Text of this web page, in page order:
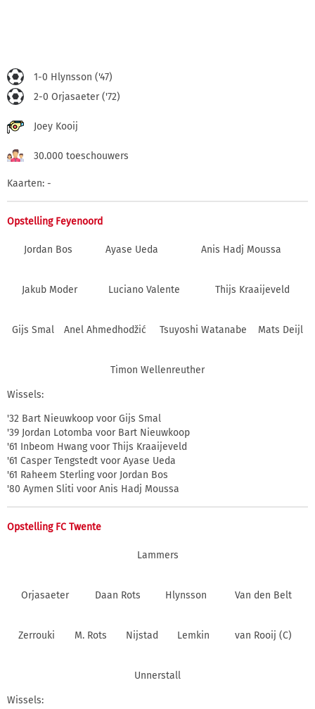
1-0 Hlynsson ('47)
2-0 Orjasaeter ('72)
Joey Kooij
30.000 toeschouwers
Kaarten: -
Opstelling Feyenoord
Jordan Bos Ayase Ueda Anis Hadj Moussa
Jakub Moder Luciano Valente Thijs Kraaijeveld
Gijs Smal Anel Ahmedhodžić Tsuyoshi Watanabe Mats Deijl
Timon Wellenreuther
Wissels:
'32 Bart Nieuwkoop voor Gijs Smal
'39 Jordan Lotomba voor Bart Nieuwkoop
'61 Inbeom Hwang voor Thijs Kraaijeveld
'61 Casper Tengstedt voor Ayase Ueda
'61 Raheem Sterling voor Jordan Bos
'80 Aymen Sliti voor Anis Hadj Moussa
Opstelling FC Twente
Lammers
Orjasaeter Daan Rots Hlynsson Van den Belt
Zerrouki M. Rots Nijstad Lemkin van Rooij (C)
Unnerstall
Wissels: